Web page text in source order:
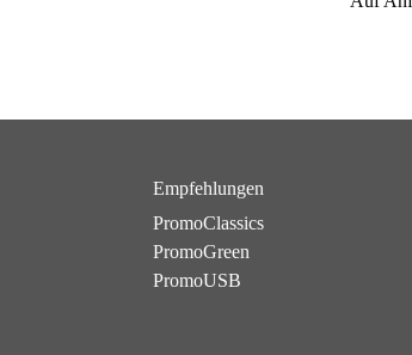
Empfehlungen
PromoClassics
PromoGreen
PromoUSB